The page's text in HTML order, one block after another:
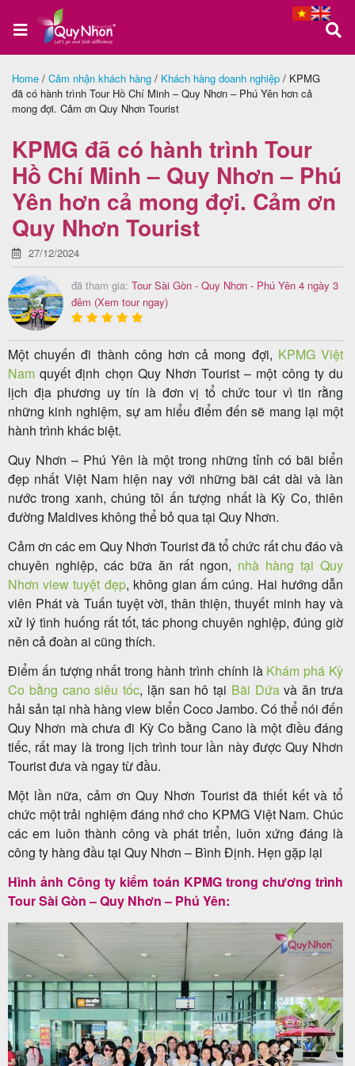
Trang
chủ
Tour
Quy
Nhơn
Tour
Phú
Yên
Tour
nước
Quy
Nhơn
khởi
hành
Tin
du
lịch
Về
Quy
Tourist
Cảm
nhận
Home / Cảm nhận khách hàng / Khách hàng doanh nghiệp / KPMG
đã có hành trình Tour Hồ Chí Minh – Quy Nhơn – Phú Yên hơn cả
mong đợi. Cảm ơn Quy Nhơn Tourist
KPMG đã có hành trình Tour
Hồ Chí Minh – Quy Nhơn – Phú
Yên hơn cả mong đợi. Cảm ơn
Quy Nhơn Tourist
27/12/2024
đã tham gia: Tour Sài Gòn - Quy Nhơn - Phú Yên 4 ngày 3
đêm (Xem tour ngay)
Một chuyến đi thành công hơn cả mong đợi, KPMG Việt
Nam quyết định chọn Quy Nhơn Tourist – một công ty du
lịch địa phương uy tín là đơn vị tổ chức tour vì tin rằng
những kinh nghiệm, sự am hiểu điểm đến sẽ mang lại một
hành trình khác biệt.
Quy Nhơn – Phú Yên là một trong những tỉnh có bãi biển
đẹp nhất Việt Nam hiện nay với những bãi cát dài và làn
nước trong xanh, chúng tôi ấn tượng nhất là Kỳ Co, thiên
đường Maldives không thể bỏ qua tại Quy Nhơn.
Cảm ơn các em Quy Nhơn Tourist đã tổ chức rất chu đáo và
chuyên nghiệp, các bữa ăn rất ngon, nhà hàng tại Quy
Nhơn view tuyệt đẹp, không gian ấm cúng. Hai hướng dẫn
viên Phát và Tuấn tuyệt vời, thân thiện, thuyết minh hay và
xử lý tình huống rất tốt, tác phong chuyên nghiệp, đúng giờ
nên cả đoàn ai cũng thích.
Điểm ấn tượng nhất trong hành trình chính là Khám phá Kỳ
Co bằng cano siêu tốc, lặn san hô tại Bãi Dứavà ăn trưa
hải sản tại nhà hàng view biển Coco Jambo. Có thể nói đến
Quy Nhơn mà chưa đi Kỳ Co bằng Cano là một điều đáng
tiếc, rất may là trong lịch trình tour lần này được Quy Nhơn
Tourist đưa và ngay từ đầu.
Một lần nữa, cảm ơn Quy Nhơn Tourist đã thiết kết và tổ
chức một trải nghiệm đáng nhớ cho KPMG Việt Nam. Chúc
các em luôn thành công và phát triển, luôn xứng đáng là
công ty hàng đầu tại Quy Nhơn – Bình Định. Hẹn gặp lại
Hình ảnh Công ty kiểm toán KPMG trong chương trình
Tour Sài Gòn – Quy Nhơn – Phú Yên: